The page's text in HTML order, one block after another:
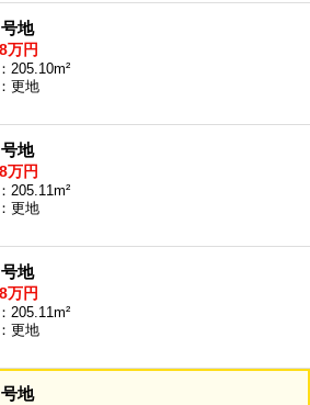
地
万円
205.10m²
更地
地
万円
205.11m²
更地
地
万円
205.11m²
更地
地